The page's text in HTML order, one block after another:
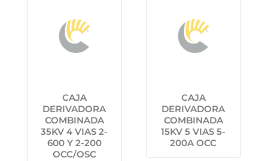
CAJA
DERIVADORA
COMBINADA
35KV 4 VIAS 2-
600 Y 2-200
OCC/OSC
CAJA
DERIVADORA
COMBINADA
15KV 5 VIAS 5-
200A OCC